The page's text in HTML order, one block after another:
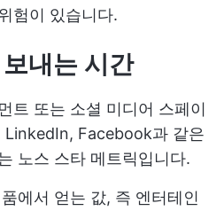
험이 있습니다.
내는 시간
트 또는 소셜 미디어 스페이
Facebook과 같은
노스 스타 메트릭입니다.
에서 얻는 값, 즉 엔터테인